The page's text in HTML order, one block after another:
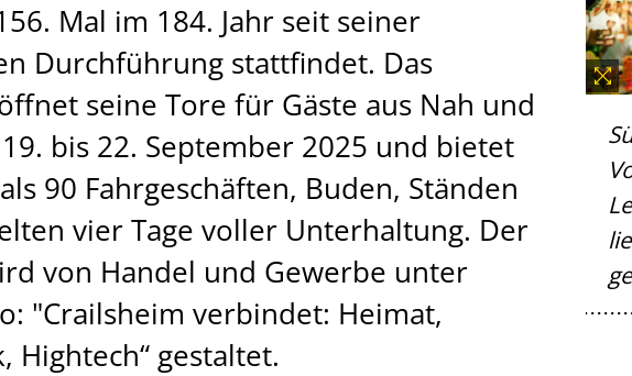
Mal im 184. Jahr seit seiner
Durchführung stattfindet. Das
seine Tore für Gäste aus Nah und
bis 22. September 2025 und bietet
90 Fahrgeschäften, Buden, Ständen
vier Tage voller Unterhaltung. Der
von Handel und Gewerbe unter
"Crailsheim verbindet: Heimat,
Hightech“ gestaltet.